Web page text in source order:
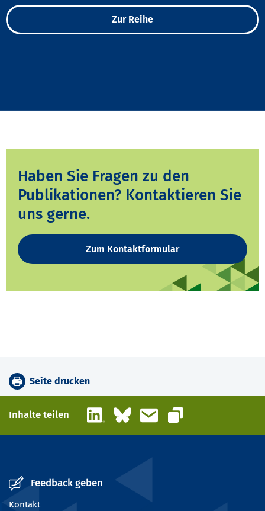
Zur Reihe
Haben Sie Fragen zu den
Publikationen? Kontaktieren Sie
uns gerne.
Zum Kontaktformular
Seite drucken
Inhalte teilen LinkedInBlueskyE-Mail
Link kopieren
Feedback geben
Kontakt